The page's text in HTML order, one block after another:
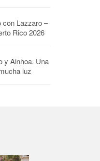
con Lazzaro –
Rico 2026
y Ainhoa. Una
luz